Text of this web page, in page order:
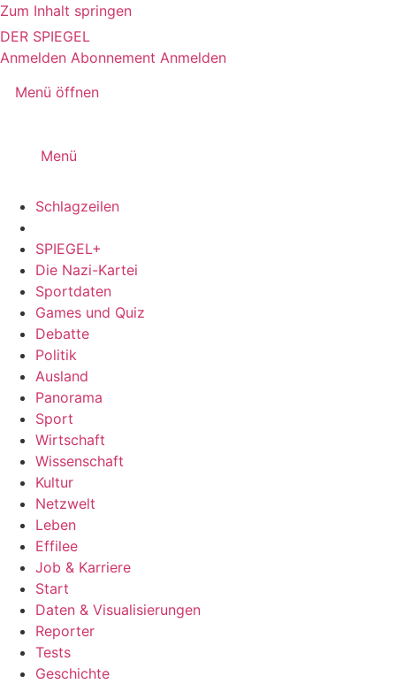
Zum Inhalt springen
DER SPIEGEL
Anmelden Abonnement Anmelden
Menü öffnen
Menü
Schlagzeilen
SPIEGEL+
Die Nazi-Kartei
Sportdaten
Games und Quiz
Debatte
Politik
Ausland
Panorama
Sport
Wirtschaft
Wissenschaft
Kultur
Netzwelt
Leben
Effilee
Job & Karriere
Start
Daten & Visualisierungen
Reporter
Tests
Geschichte